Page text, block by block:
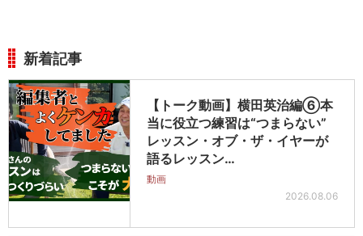
新着記事
【トーク動画】横田英治編⑥本
当に役立つ練習は“つまらない”
レッスン・オブ・ザ・イヤーが
語るレッスン…
動画
2026.08.06